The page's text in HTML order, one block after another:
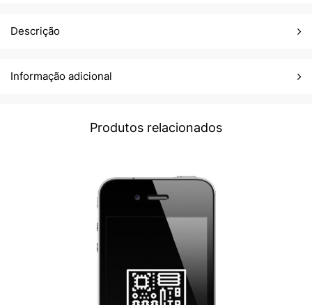
Descrição
Informação adicional
Produtos relacionados